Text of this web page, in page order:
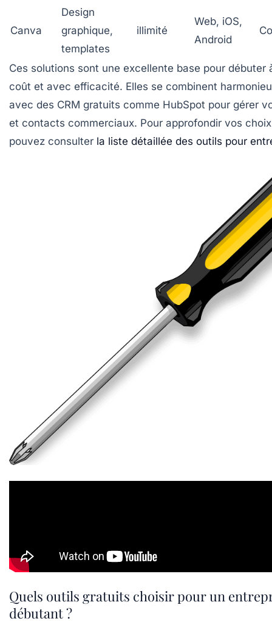
Canva
Design
graphique,
templates
illimité
Web, iOS,
Android
Ces solutions sont une excellente base pour débuter
coût et avec efficacité. Elles se combinent
avec des CRM gratuits comme HubSpot pour gérer
et contacts commerciaux. Pour approfondir vos
pouvez consulter la liste détaillée des outils pour
Quels outils gratuits choisir pour un
débutant ?